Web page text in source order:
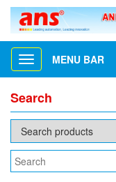
Toggle
navigation
MENU BAR
Search